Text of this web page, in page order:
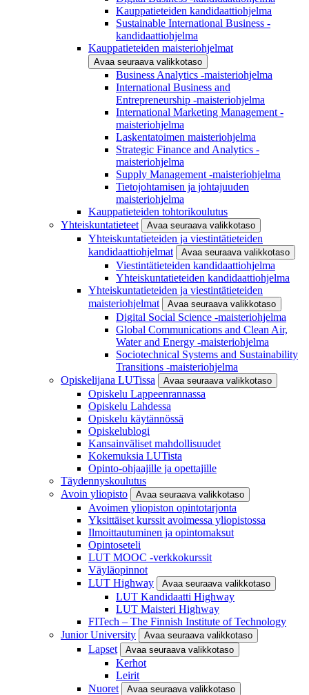
Kauppatieteiden kandidaattiohjelma
Sustainable International Business -
kandidaattiohjelma
Kauppatieteiden maisteriohjelmat
Avaa seuraava valikkotaso
Business Analytics -maisteriohjelma
International Business and
Entrepreneurship -maisteriohjelma
International Marketing Management -
maisteriohjelma
Laskentatoimen maisteriohjelma
Strategic Finance and Analytics -
maisteriohjelma
Supply Management -maisteriohjelma
Tietojohtamisen ja johtajuuden
maisteriohjelma
Kauppatieteiden tohtorikoulutus
Yhteiskuntatieteet
Avaa seuraava valikkotaso
Yhteiskuntatieteiden ja viestintätieteiden
kandidaattiohjelmat
Avaa seuraava valikkotaso
Viestintätieteiden kandidaattiohjelma
Yhteiskuntatieteiden kandidaattiohjelma
Yhteiskuntatieteiden ja viestintätieteiden
maisteriohjelmat
Avaa seuraava valikkotaso
Digital Social Science -maisteriohjelma
Global Communications and Clean Air,
Water and Energy -maisteriohjelma
Sociotechnical Systems and Sustainability
Transitions -maisteriohjelma
Opiskelijana LUTissa
Avaa seuraava valikkotaso
Opiskelu Lappeenrannassa
Opiskelu Lahdessa
Opiskelu käytännössä
Opiskelublogi
Kansainväliset mahdollisuudet
Kokemuksia LUTista
Opinto-ohjaajille ja opettajille
Täydennyskoulutus
Avoin yliopisto
Avaa seuraava valikkotaso
Avoimen yliopiston opintotarjonta
Yksittäiset kurssit avoimessa yliopistossa
Ilmoittautuminen ja opintomaksut
Opintoseteli
LUT MOOC -verkkokurssit
Väyläopinnot
LUT Highway
Avaa seuraava valikkotaso
LUT Kandidaatti Highway
LUT Maisteri Highway
FITech – The Finnish Institute of Technology
Junior University
Avaa seuraava valikkotaso
Lapset Avaa seuraava valikkotaso
Kerhot
Leirit
Nuoret
Avaa seuraava valikkotaso